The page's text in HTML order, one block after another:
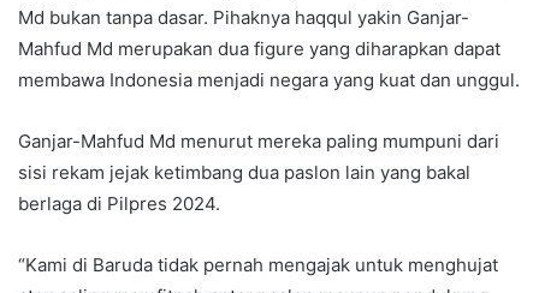
Md bukan tanpa dasar. Pihaknya haqqul yakin Ganjar-
Mahfud Md merupakan dua figure yang diharapkan dapat
membawa Indonesia menjadi negara yang kuat dan unggul.
Ganjar-Mahfud Md menurut mereka paling mumpuni dari
sisi rekam jejak ketimbang dua paslon lain yang bakal
berlaga di Pilpres 2024.
“Kami di Baruda tidak pernah mengajak untuk menghujat